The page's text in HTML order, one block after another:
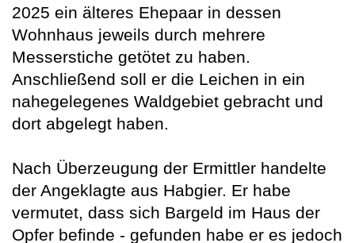
2025 ein älteres Ehepaar in dessen
Wohnhaus jeweils durch mehrere
Messerstiche getötet zu haben.
Anschließend soll er die Leichen in ein
nahegelegenes Waldgebiet gebracht und
dort abgelegt haben.
Nach Überzeugung der Ermittler handelte
der Angeklagte aus Habgier. Er habe
vermutet, dass sich Bargeld im Haus der
Opfer befinde - gefunden habe er es jedoch